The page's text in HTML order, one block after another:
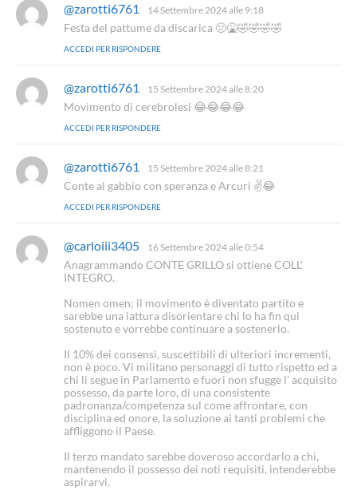
:
@zarotti6761
a
d
e
:
14 Settembre 2024 alle 9:18
Festa del pattume da discarica 🤢🤮🤣🤣🤣🤣
ACCEDI PER RISPONDERE
@zarotti6761
a
d
e
:
15 Settembre 2024 alle 8:20
Movimento di cerebrolesi 😂😂😂😂
ACCEDI PER RISPONDERE
@zarotti6761
a
d
e
:
15 Settembre 2024 alle 8:21
Conte al gabbio con speranza e Arcuri ✌️😂
ACCEDI PER RISPONDERE
@carloiii3405
a
d
t
t
o
16 Settembre 2024 alle 0:54
Anagrammando CONTE GRILLO si ottiene COLL'
INTEGRO.
Nomen omen; il movimento è diventato partito e
sarebbe una iattura disorientare chi lo ha fin qui
sostenuto e vorrebbe continuare a sostenerlo.
Il 10% dei consensi, suscettibili di ulteriori incrementi,
non è poco. Vi militano personaggi di tutto rispetto ed a
chi li segue in Parlamento e fuori non sfugge l' acquisito
possesso, da parte loro, di una consistente
padronanza/competenza sul come affrontare, con
disciplina ed onore, la soluzione ai tanti problemi che
affliggono il Paese.
Il terzo mandato sarebbe doveroso accordarlo a chi,
mantenendo il possesso dei noti requisiti, intenderebbe
aspirarvi.